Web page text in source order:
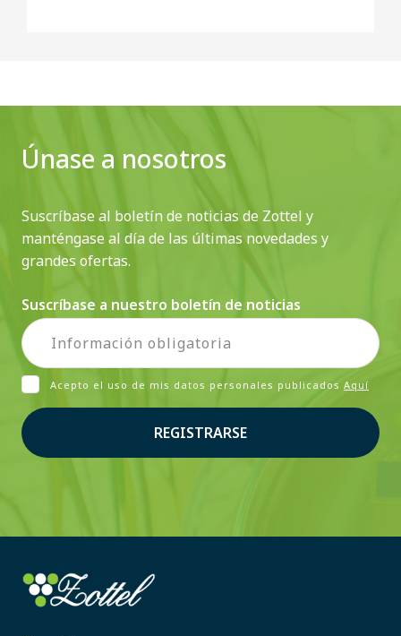
Únase a nosotros
Suscríbase al boletín de noticias de Zottel y
manténgase al día de las últimas novedades y
grandes ofertas.
Suscríbase a nuestro boletín de noticias
Acepto el uso de mis datos personales publicados Aquí
REGISTRARSE